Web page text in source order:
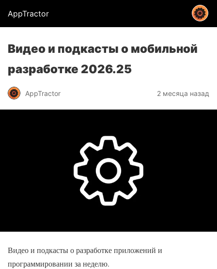
AppTractor
Видео и подкасты о мобильной
разработке 2026.25
AppTractor 2 месяца назад
Видео и подкасты о разработке приложений и
программировании за неделю.